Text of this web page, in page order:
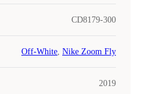
CD8179-300
Off-White, Nike Zoom Fly
2019